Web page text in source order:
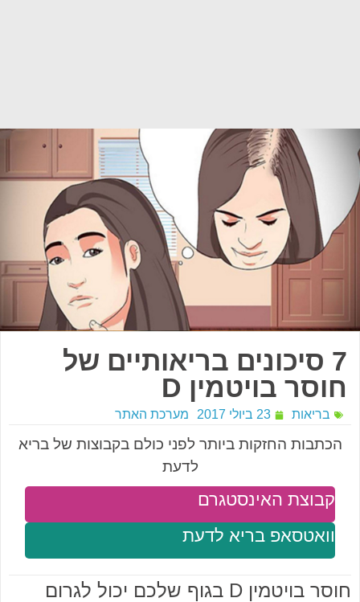
7 סיכונים בריאותיים של
חוסר בויטמין D
בריאות 23 ביולי 2017 מערכת האתר
הכתבות החזקות ביותר לפני כולם בקבוצות של בריא
לדעת
וואטסאפ בריא לדעת
קבוצת האינסטגרם
חוסר בויטמין D בגוף שלכם יכול לגרום